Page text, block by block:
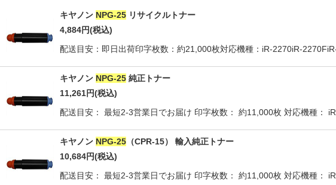
キヤノン NPG-25 リサイクルトナー
4,884円(税込)
配送目安：即日出荷印字枚数：約21,000枚対応機種：iR-2270iR-
キヤノン NPG-25 純正トナー
11,261円(税込)
配送目安： 最短2-3営業日でお届け 印字枚数： 約11,000枚 対応機種：
キヤノン NPG-25 （CPR-15） 輸入純正トナー
10,684円(税込)
配送目安： 最短2-3営業日でお届け 印字枚数： 約11,000枚 対応機種：